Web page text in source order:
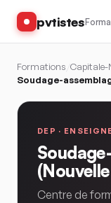
pvtistes
Formations Capitale-
Soudage-
DEP ·
Centre de